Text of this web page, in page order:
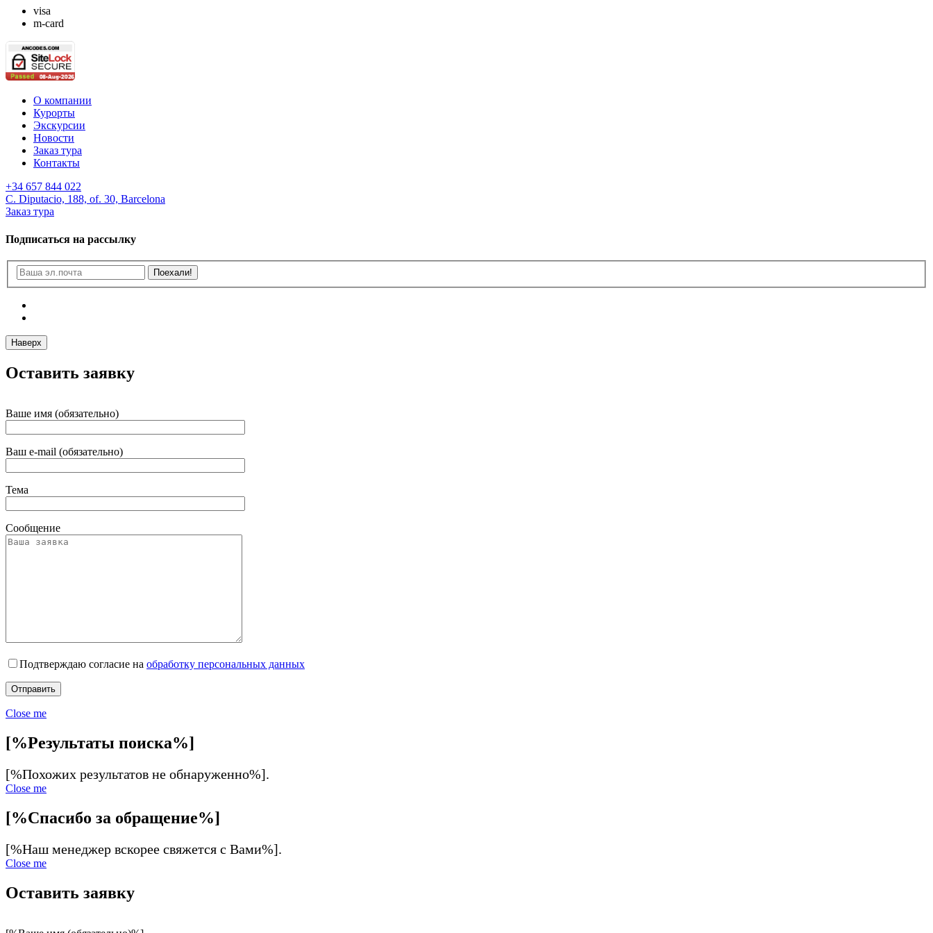
visa
m-card
О компании
Курорты
Экскурсии
Новости
Заказ тура
Контакты
+34 657 844 022
C. Diputacio, 188, of. 30, Barcelona
Заказ тура
Подписаться на рассылку
Наверх
Оставить заявку
Ваше имя (обязательно)
Ваш e-mail (обязательно)
Тема
Сообщение
Подтверждаю согласие на обработку персональных данных
Close me
[%Результаты поиска%]
[%Похожих результатов не обнаруженно%].
Close me
[%Спасибо за обращение%]
[%Наш менеджер вскорее свяжется с Вами%].
Close me
Оставить заявку